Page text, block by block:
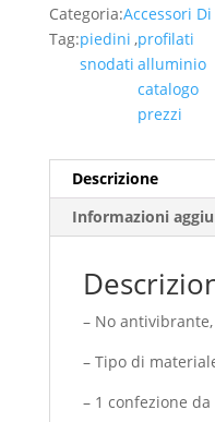
Categoria:Accessori
Tag:piedini
snodati
,profilati
alluminio
catalogo
prezzi
Descrizione
Informazioni
– No
– Tipo di
– 1 confezione da